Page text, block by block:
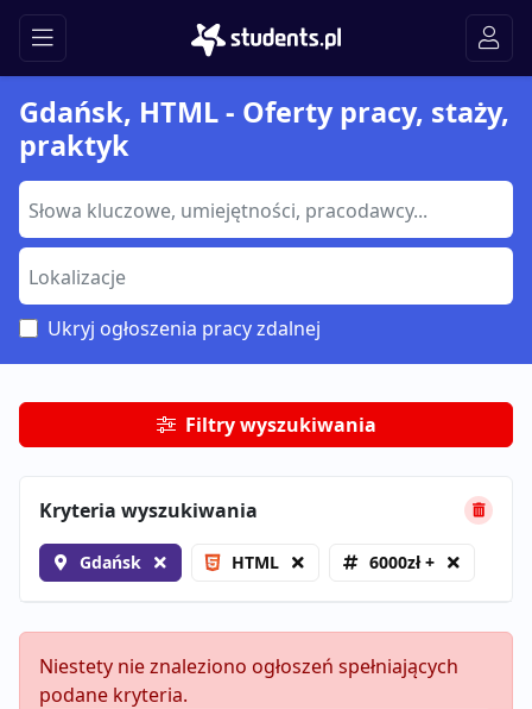
Gdańsk, HTML - Oferty pracy, staży,
praktyk
Ukryj ogłoszenia pracy zdalnej
Filtry wyszukiwania
Kryteria wyszukiwania
Gdańsk HTML 6000zł +
Niestety nie znaleziono ogłoszeń spełniających
podane kryteria.